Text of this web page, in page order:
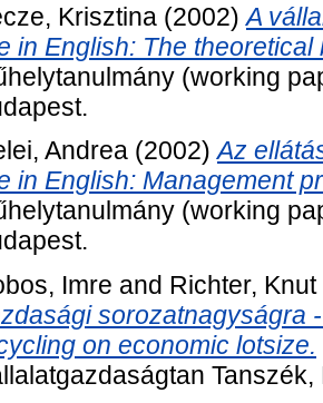
Krisztina (2002)A
in English: The
(working
Andrea (2002)Az
in English: Management
(working
Imre and Richter, Knut
sorozatnagyságra
on economic lotsize.
Tanszék,